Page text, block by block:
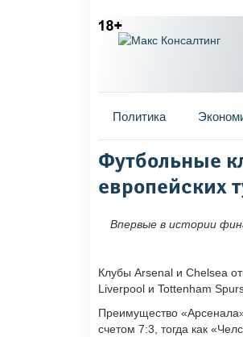
Главное
Политика
Вы здесь
Футбольные
европейских
Впервые в истории
Клубы Arsenal и Chelsea
Liverpool и Tottenham
Преимущество
счетом 7:3, тогда как